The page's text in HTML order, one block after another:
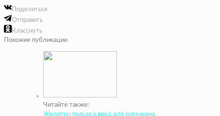
Поделиться
Отправить
Класснуть
Похожие публикации
Читайте также:
Желатин польза и вред для организма